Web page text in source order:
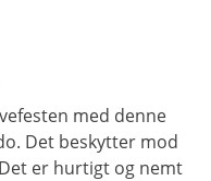
med denne
Det beskytter mod
er hurtigt og nemt